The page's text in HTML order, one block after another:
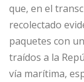
que, en el
recolectado
paquetes con
traídos a la
vía marítima,